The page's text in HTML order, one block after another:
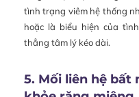
tình trạng viêm hệ thống
hoặc là biểu hiện của
thẳng tâm lý kéo dài.
5. Mối liên hệ bất